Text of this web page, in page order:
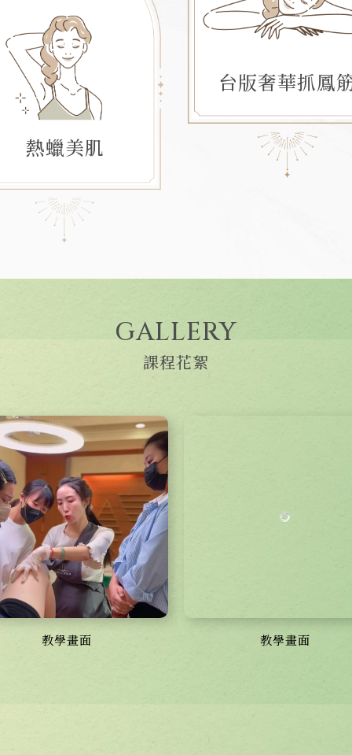
熱蠟美肌
台版奢華抓鳳
GALLERY
課程花絮
教學畫面 教學畫面